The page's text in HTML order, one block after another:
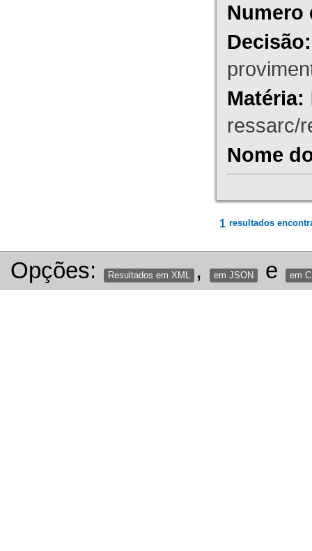
Numero
Decisão:
Matéria:
ressarc/
Nome
1 resultados
Opções: Resultados em XML , em JSON e em